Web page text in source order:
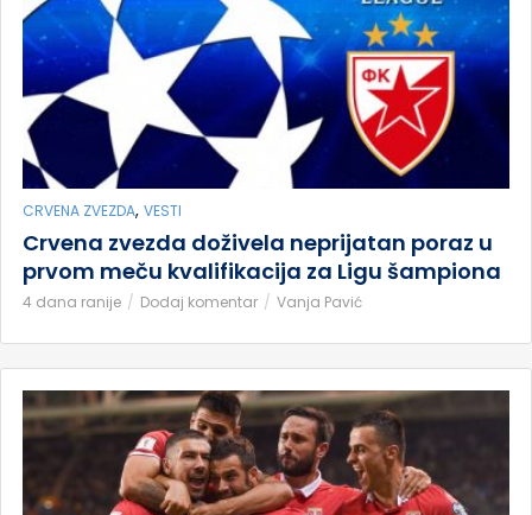
CRVENA ZVEZDA, VESTI
Crvena zvezda doživela neprijatan poraz u
prvom meču kvalifikacija za Ligu šampiona
4 dana ranije Dodaj komentar Vanja Pavić